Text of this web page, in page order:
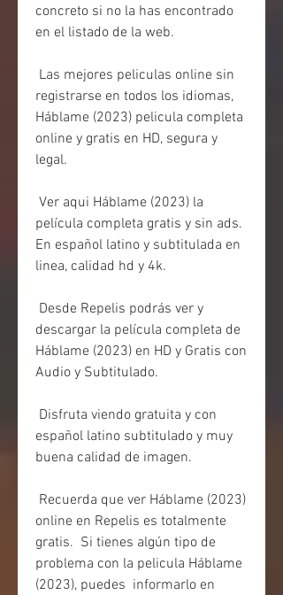
concreto si no la has encontrado
en el listado de la web.
registrarse en todos los idiomas,
Háblame (2023) pelicula completa
online y gratis en HD, segura y
legal.
película completa gratis y sin ads.
En español latino y subtitulada en
linea, calidad hd y 4k.
descargar la película completa de
Háblame (2023) en HD y Gratis con
Audio y Subtitulado.
español latino subtitulado y muy
buena calidad de imagen.
online en Repelis es totalmente
gratis.  Si tienes algún tipo de
problema con la pelicula Háblame
(2023), puedes  informarlo en